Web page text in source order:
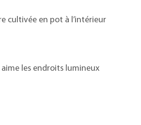
cultivée en pot à l’intérieur
les endroits lumineux